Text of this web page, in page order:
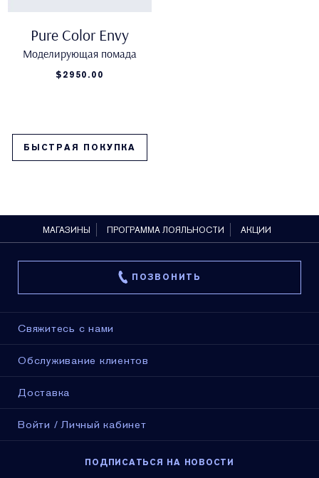
Pure Color Envy
Моделирующая помада
$2950.00
БЫСТРАЯ ПОКУПКА
МАГАЗИНЫ ПРОГРАММА ЛОЯЛЬНОСТИ АКЦИИ
ПОЗВОНИТЬ
Свяжитесь с нами
Обслуживание клиентов
Доставка
Войти / Личный кабинет
ПОДПИСАТЬСЯ НА НОВОСТИ